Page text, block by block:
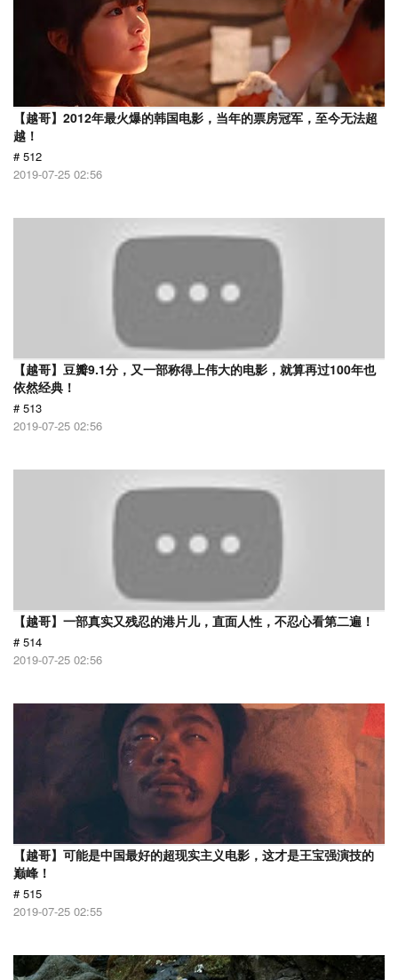
【越哥】2012年最火爆的韩国电影，当年的票房冠军，至今无法超
越！
# 512
2019-07-25 02:56
【越哥】豆瓣9.1分，又一部称得上伟大的电影，就算再过100年也
依然经典！
# 513
2019-07-25 02:56
【越哥】一部真实又残忍的港片儿，直面人性，不忍心看第二遍！
# 514
2019-07-25 02:56
【越哥】可能是中国最好的超现实主义电影，这才是王宝强演技的
巅峰！
# 515
2019-07-25 02:55